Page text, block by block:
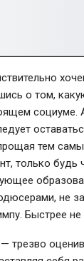
о том,
социуме.
тем
только
не
Быстрее не
трезво